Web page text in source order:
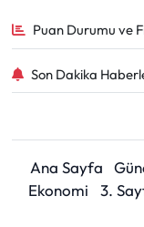
Puan Durumu ve
Son Dakika
Ana Sayfa
Ekonomi
3.